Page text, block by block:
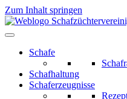
Zum Inhalt springen
Schafe
Schafhaltung
Schaferzeugnisse